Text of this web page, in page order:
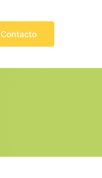
Contacto